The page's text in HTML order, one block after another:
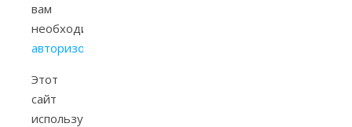
вам
необходимо
авторизоваться
Этот
сайт
использует